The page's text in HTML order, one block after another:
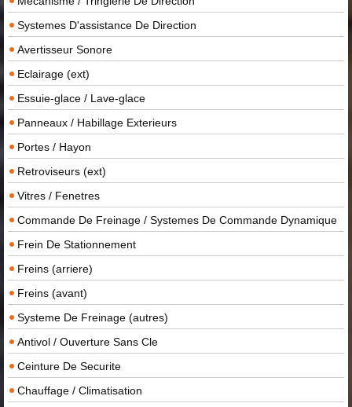
Systemes D'assistance De Direction
Avertisseur Sonore
Eclairage (ext)
Essuie-glace / Lave-glace
Panneaux / Habillage Exterieurs
Portes / Hayon
Retroviseurs (ext)
Vitres / Fenetres
Commande De Freinage / Systemes De Commande Dynamique
Frein De Stationnement
Freins (arriere)
Freins (avant)
Systeme De Freinage (autres)
Antivol / Ouverture Sans Cle
Ceinture De Securite
Chauffage / Climatisation